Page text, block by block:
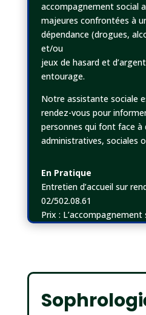
accompagnement social
majeures confrontées à
dépendance (drogues,
et/ou
jeux de hasard et
entourage.
Notre assistante sociale
rendez-vous pour
personnes qui font face à
administratives, sociales
En Pratique
Entretien d’accueil sur
02/502.08.61
Prix :